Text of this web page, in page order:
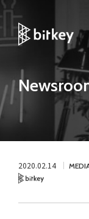
2020.02.14